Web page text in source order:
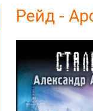
Рейд -